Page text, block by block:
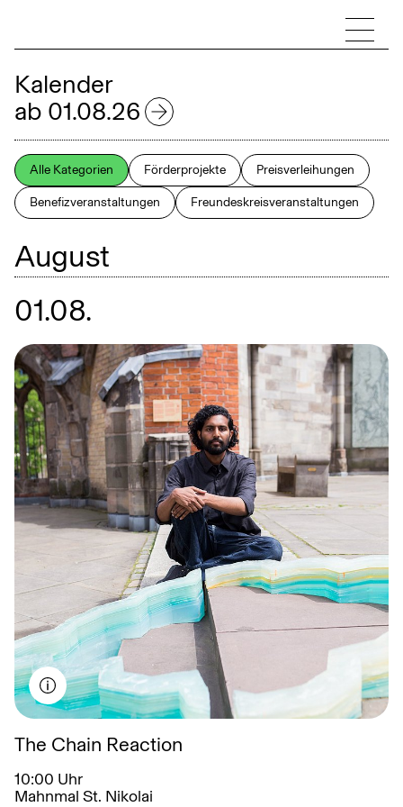
Kalender
ab 01.08.26
2026
März
April
Juli
August
September
Oktober
November
Dezember
Alle Kategorien Förderprojekte Preisverleihungen
Benefizveranstaltungen Freundeskreisveranstaltungen
August
01.08.
The Chain Reaction
10:00 Uhr
Mahnmal St. Nikolai